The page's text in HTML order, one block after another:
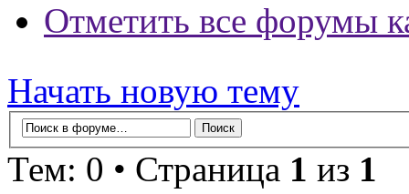
Отметить все форумы
Начать новую тему
Тем: 0 • Страница 1 из 1